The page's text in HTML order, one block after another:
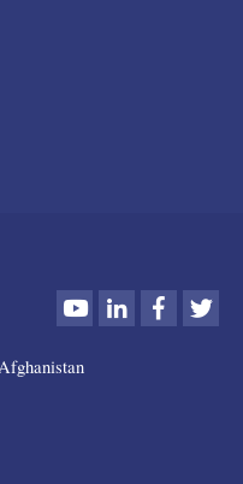
YoutubeLinkedIn